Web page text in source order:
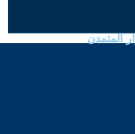
المتمدن